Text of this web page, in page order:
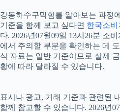
강동하수구막힘를 알아보는 과정
기준을 함께 보고 싶다면 한국소비
다. 2026년07월09일 13시26분 소
에서 주의할 부분을 확인하는 데
식 자료는 일반 기준이므로 실제
황에 따라 달라질 수 있습니다.
표시나 광고, 거래 기준과 관련된
함께 참고할 수 있습니다. 2026년